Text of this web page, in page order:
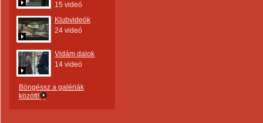
15 videó
Klubvideók
24 videó
Vidám dalok
14 videó
Böngéssz a galériák
között!